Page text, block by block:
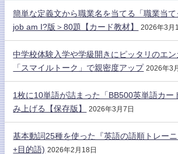
簡単な定義文から職業名を当てる「職業当
job am I?版＞80題【カード教材】
2026年3月
中学校体験入学や学級開きにピッタリのエ
「スマイルトーク」で親密度アップ 2026年3
1枚に10単語が詰まった「BB500英単語カー
み上げる【保存版】
2026年3月7日
基本動詞25種を使った『英語の語順トレー
+目的語) 2026年2月18日